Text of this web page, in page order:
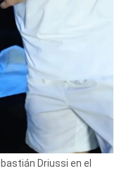
Driussi en el